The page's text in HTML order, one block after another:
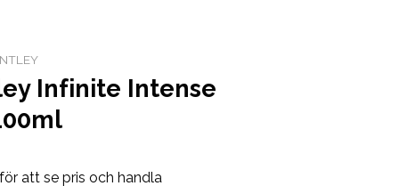
Infinite Intense
att se pris och handla